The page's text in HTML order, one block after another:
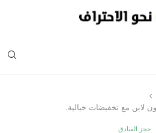
لاين مع تخفيضات خيالية.
حجز الفنادق